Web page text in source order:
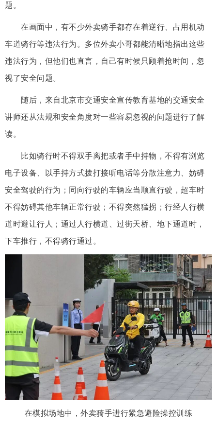
题。
在画面中，有不少外卖骑手都存在着逆行、占用机动
车道骑行等违法行为。多位外卖小哥都能清晰地指出这些
违法行为，但他们也直言，自己有时候只顾着抢时间，忽
视了安全问题。
随后，来自北京市交通安全宣传教育基地的交通安全
讲师还从法规和安全角度对一些容易忽视的问题进行了解
读。
比如骑行时不得双手离把或者手中持物，不得有浏览
电子设备、以手持方式拨打接听电话等分散注意力、妨碍
安全驾驶的行为；同向行驶的车辆应当顺直行驶，超车时
不得妨碍其他车辆正常行驶；不得突然猛拐；行经人行横
道时避让行人；通过人行横道、过街天桥、地下通道时，
下车推行，不得骑行通过。
在模拟场地中，外卖骑手进行紧急避险操控训练